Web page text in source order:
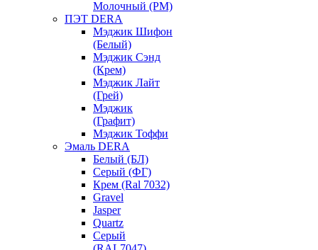
Молочный (РМ)
ПЭТ DERA
Мэджик Шифон
(Белый)
Мэджик Сэнд
(Крем)
Мэджик Лайт
(Грей)
Мэджик
(Графит)
Мэджик Тоффи
Эмаль DERA
Белый (БЛ)
Серый (ФГ)
Крем (Ral 7032)
Gravel
Jasper
Quartz
Серый